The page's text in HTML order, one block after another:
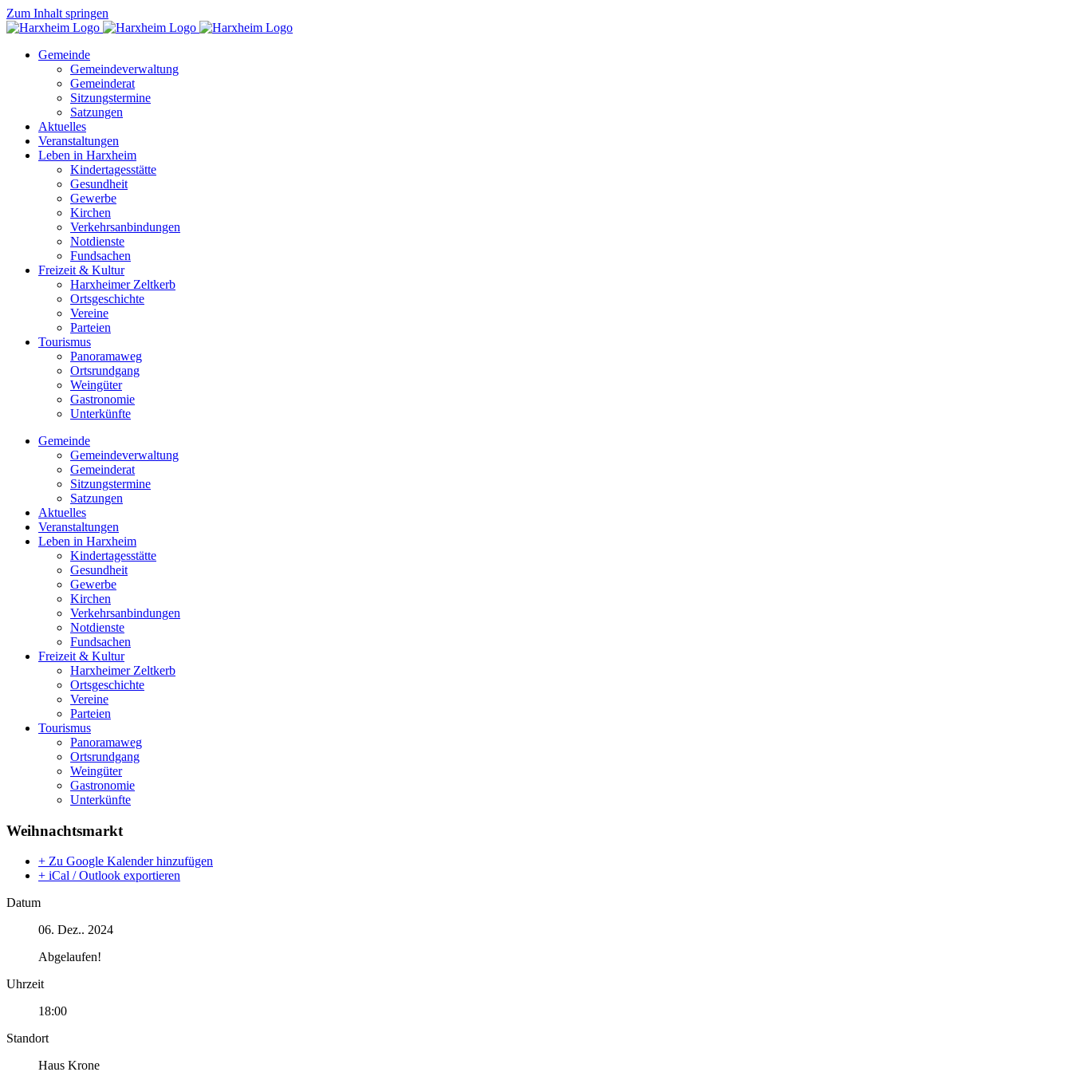
Zum Inhalt springen
Gemeinde
Gemeindeverwaltung
Gemeinderat
Sitzungstermine
Satzungen
Aktuelles
Veranstaltungen
Leben in Harxheim
Kindertagesstätte
Gesundheit
Gewerbe
Kirchen
Verkehrsanbindungen
Notdienste
Fundsachen
Freizeit & Kultur
Harxheimer Zeltkerb
Ortsgeschichte
Vereine
Parteien
Tourismus
Panoramaweg
Ortsrundgang
Weingüter
Gastronomie
Unterkünfte
Gemeinde
Gemeindeverwaltung
Gemeinderat
Sitzungstermine
Satzungen
Aktuelles
Veranstaltungen
Leben in Harxheim
Kindertagesstätte
Gesundheit
Gewerbe
Kirchen
Verkehrsanbindungen
Notdienste
Fundsachen
Freizeit & Kultur
Harxheimer Zeltkerb
Ortsgeschichte
Vereine
Parteien
Tourismus
Panoramaweg
Ortsrundgang
Weingüter
Gastronomie
Unterkünfte
Weihnachtsmarkt
+ Zu Google Kalender hinzufügen
+ iCal / Outlook exportieren
Datum
06. Dez.. 2024
Abgelaufen!
Uhrzeit
18:00
Standort
Haus Krone